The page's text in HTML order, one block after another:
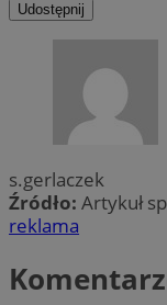
Udostępnij
s.gerlaczek
Źródło: Artykuł
reklama